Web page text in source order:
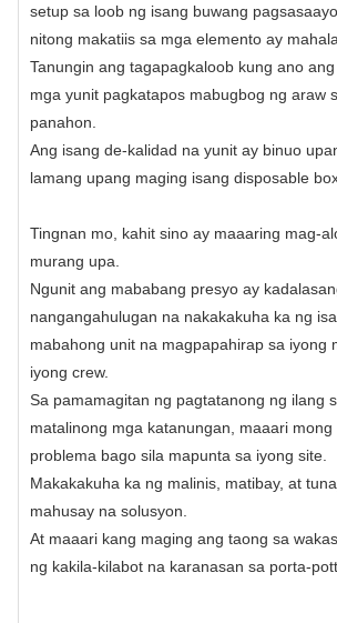
setup sa loob ng isang buwang
nitong makatiis sa mga elemento ay
Tanungin ang tagapagkaloob kung ano
mga yunit pagkatapos mabugbog ng araw
panahon.
Ang isang de-kalidad na yunit ay binuo
lamang upang maging isang disposable
Tingnan mo, kahit sino ay maaaring mag-
murang upa.
Ngunit ang mababang presyo ay
nangangahulugan na nakakakuha ka ng
mabahong unit na magpapahirap sa iyong
iyong crew.
Sa pamamagitan ng pagtatanong ng ilang
matalinong mga katanungan, maaari
problema bago sila mapunta sa iyong site.
Makakakuha ka ng malinis, matibay, at
mahusay na solusyon.
At maaari kang maging ang taong sa
ng kakila-kilabot na karanasan sa porta-